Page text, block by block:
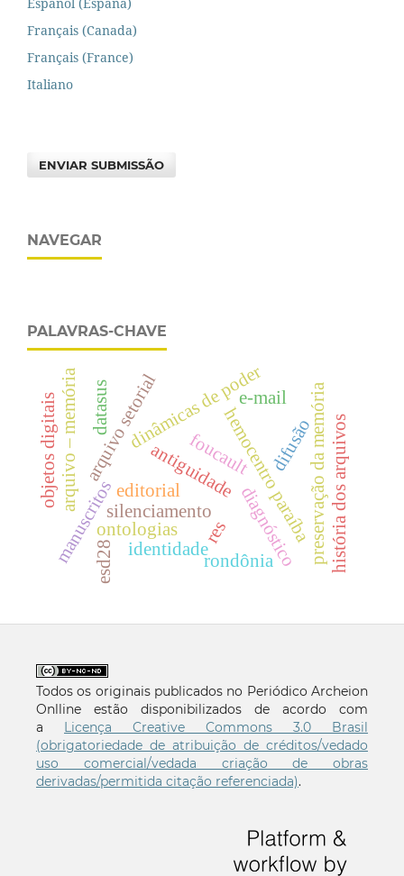
Français (Canada)
Français (France)
Italiano
ENVIAR SUBMISSÃO
NAVEGAR
PALAVRAS-CHAVE
hemocentro paraíba
editorial
manuscritossilenciamento preservação da memória
dinâmicas de poder
foucault
arquivo – memória antiguidade
ontologias
arquivo setorial
diagnóstico
identidade
difusão história dos arquivos
e-mail
res
esd28
datasus
objetos digitais
rondônia
Todos os originais publicados no Periódico Archeion
Onlline estão disponibilizados de acordo com
a
Licença Creative Commons 3.0 Brasil
(obrigatoriedade de atribuição de créditos/vedado
uso comercial/vedada criação de obras
derivadas/permitida citação referenciada).